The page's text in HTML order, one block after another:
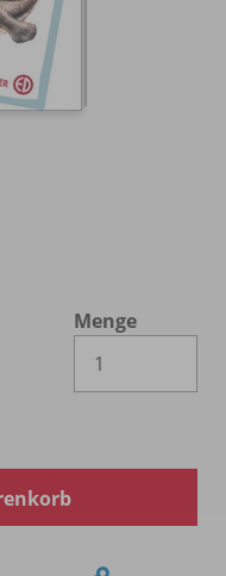
Menge